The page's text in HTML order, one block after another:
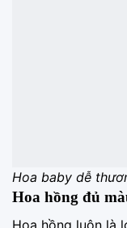
Hoa baby dễ
Hoa hồng đủ
Hoa hồng luôn là